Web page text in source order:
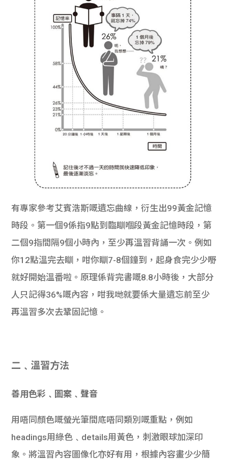
有專家參考艾賓浩斯嘅遺忘曲線，衍生出99黃金記憶
時段。第一個9係指9點到臨瞓嗰段黃金記憶時段，第
二個9指間隔9個小時內，至少再溫習背誦一次。例如
你12點溫完去瞓，咁你瞓7-8個鐘到，起身食完少少嘢
就好開始溫番啦。原理係背完書嘅8.8小時後，大部分
人只記得36%嘅內容，咁我哋就要係大量遺忘前至少
再溫習多次去鞏固記憶。
二﹑溫習方法
善用色彩﹑圖案﹑聲音
用唔同顏色嘅螢光筆間底唔同類別嘅重點，例如
headings用綠色﹑details用黃色，刺激眼球加深印
象。將溫習內容圖像化亦好有用，根據內容畫少少簡